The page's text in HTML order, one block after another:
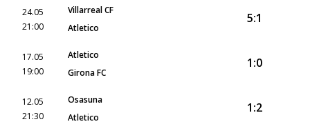
24.05
21:00
Villarreal CF
Atletico
5:1
17.05
19:00
Atletico
Girona FC
1:0
12.05
21:30
Osasuna
Atletico
1:2